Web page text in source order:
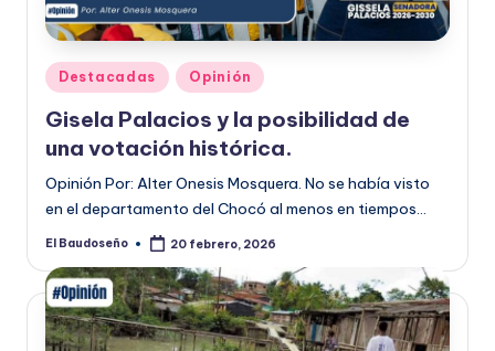
U
D
Ñ
O
Publicado
en
Destacadas Opinión
Gisela Palacios y la posibilidad de
una votación histórica.
Opinión Por: Alter Onesis Mosquera. No se había visto
en el departamento del Chocó al menos en tiempos…
Publicado
El Baudoseño 20 febrero, 2026